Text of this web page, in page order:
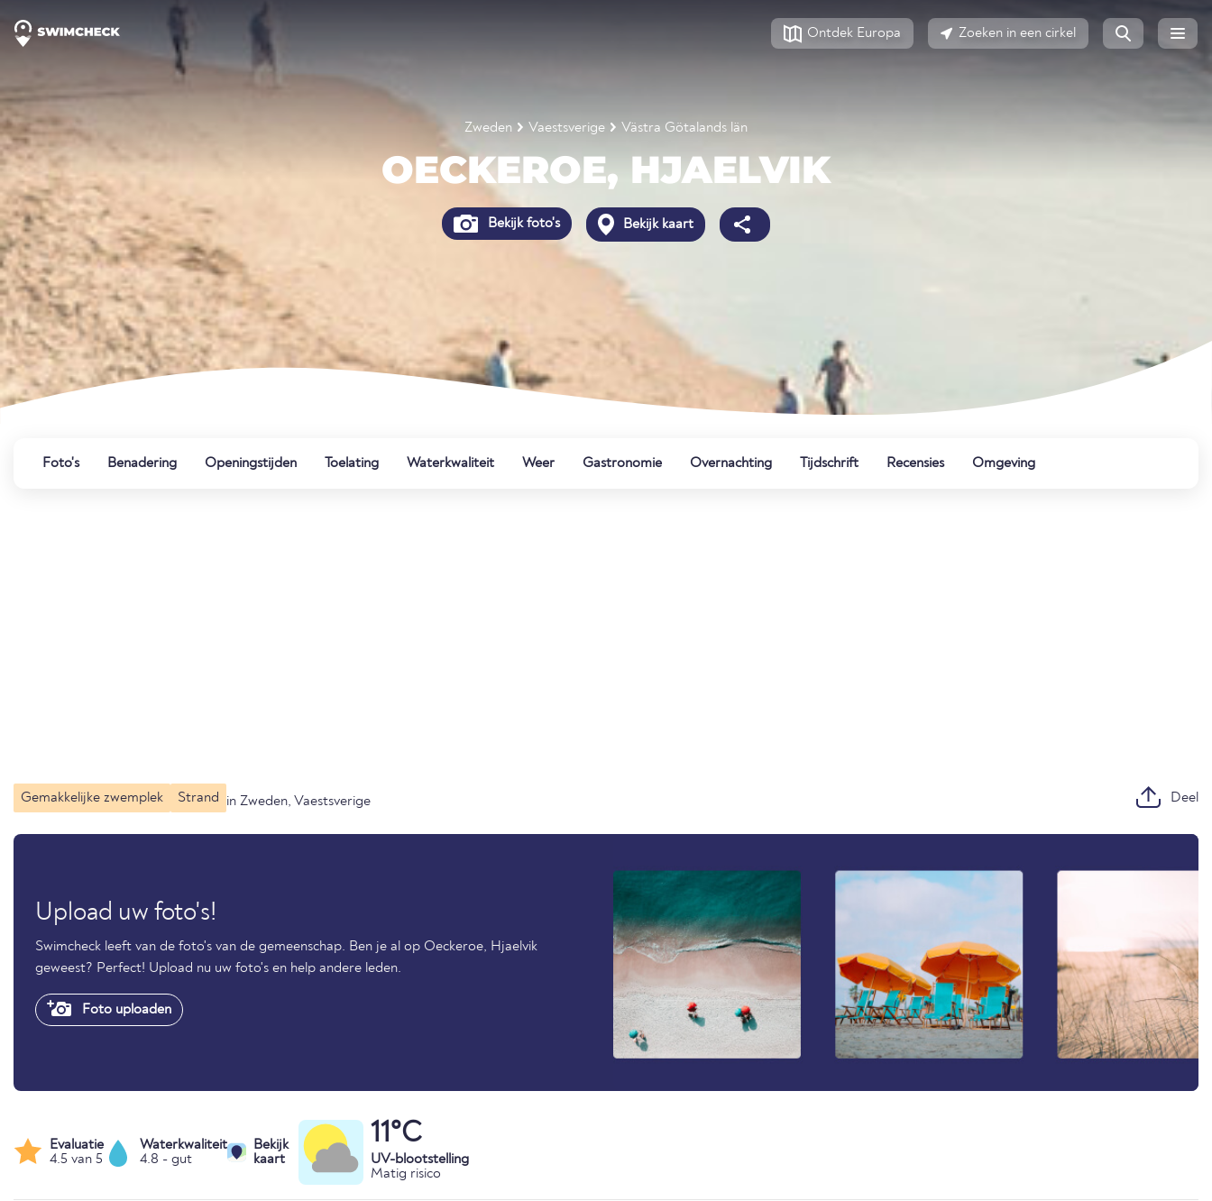
Ontdek Europa Zoeken in een cirkel
Zweden Vaestsverige Västra Götalands län
OECKEROE, HJAELVIK
Bekijk foto's Bekijk kaart
Foto's Benadering Openingstijden Toelating Waterkwaliteit Weer Gastronomie Overnachting Tijdschrift Recensies Omgeving
Gemakkelijke zwemplek Strand in Zweden, Vaestsverige Deel
Upload uw foto's!
Swimcheck leeft van de foto's van de gemeenschap. Ben je al op Oeckeroe, Hjaelvik
geweest? Perfect! Upload nu uw foto's en help andere leden.
Foto uploaden
Evaluatie
4.5 van 5
Waterkwaliteit
4.8 - gut
Bekijk
kaart
11°C
UV-blootstelling
Matig risico